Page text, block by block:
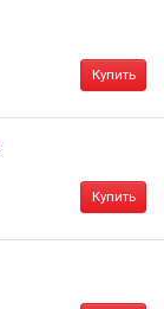
Купить
Купить